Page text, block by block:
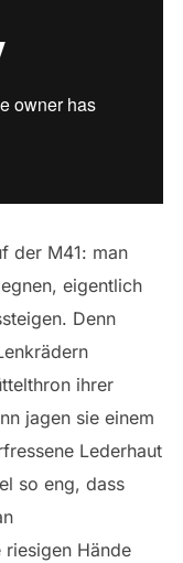
der M41: man
eigentlich
Denn
ihrer
jagen sie einem
Lederhaut
so eng, dass
Hände